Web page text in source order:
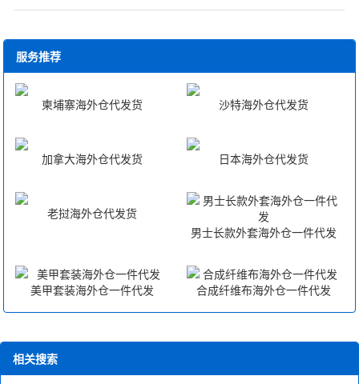
为客户节省成本。
6、货物安全，仓库布满了监控，随时观察到仓库人员的举
动，仓库分为不同的存放区，贵重物品有特定的库区存
7、泰国本土配送发货，泰国海外仓本土发货可缩短订单周
期，改善用户体验，让销售突破瓶颈，创造更多利润。
时增加产品的库存，降低头程的物流成本。
在海外仓，买家购买产品之后卖家根据订单发指令到海外
仓，海外仓根据指令处理货物，并且为客户进行派送，实
现美国本土发货，大概1-3天妥投到客户手中。
服务推荐
柬埔寨海外仓代发货 沙特海外仓代发货
加拿大海外仓代发货 日本海外仓代发货
老挝海外仓代发货
男士长款外套海外仓一件代发
美甲套装海外仓一件代发 合成纤维布海外仓一件代发
相关搜索